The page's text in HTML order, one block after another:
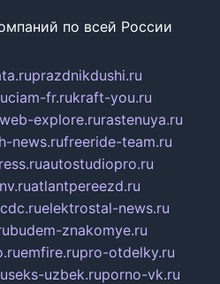
по всей России
prazdnikdushi.ru
ciam-fr.rukraft-you.ru
web-explore.rurastenuya.ru
news.rufreeride-team.ru
autostudiopro.ru
atlantpereezd.ru
elektrostal-news.ru
budem-znakomye.ru
emfire.rupro-otdelky.ru
seks-uzbek.ruporno-vk.ru